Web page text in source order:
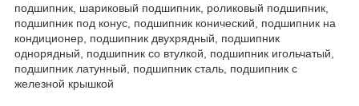
подшипник, шариковый подшипник, роликовый подшипник,
подшипник под конус, подшипник конический, подшипник на
кондиционер, подшипник двухрядный, подшипник
однорядный, подшипник со втулкой, подшипник игольчатый,
подшипник латунный, подшипник сталь, подшипник с
железной крышкой